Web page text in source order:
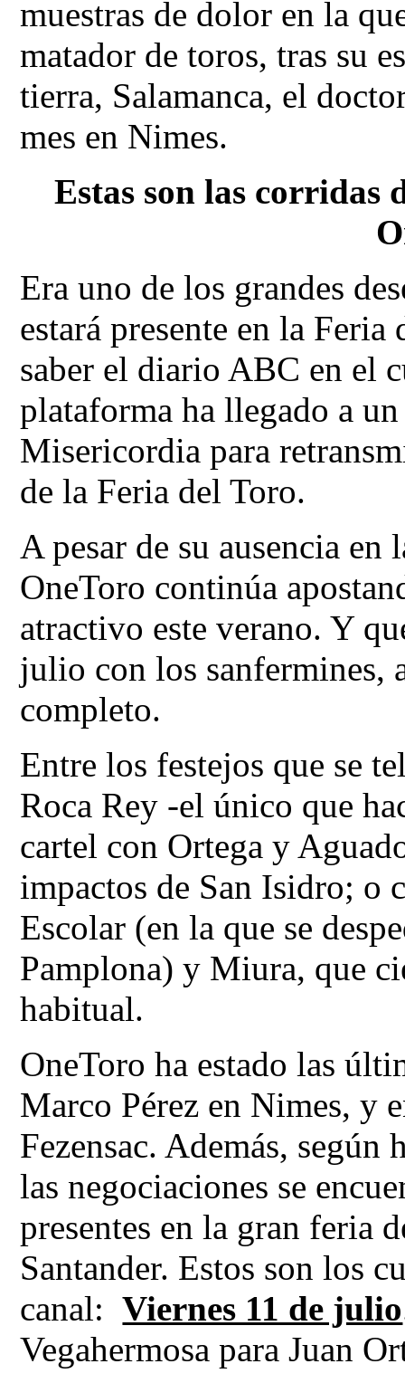
muestras de dolor en la
matador de toros, tras su
tierra, Salamanca, el
mes en Nimes.
Estas son las corridas
Era uno de los grandes
estará presente en la
saber el diario ABC en el
plataforma ha llegado a
Misericordia para
de la Feria del Toro.
A pesar de su ausencia
OneToro continúa
atractivo este verano. Y
julio con los sanfermines,
completo.
Entre los festejos que se
Roca Rey -el único que
cartel con Ortega y
impactos de San Isidro; o
Escolar (en la que se
Pamplona) y Miura, que
habitual.
OneToro ha estado las
Marco Pérez en Nimes, y
Fezensac. Además,
las negociaciones se
presentes en la gran feria
Santander. Estos son los
canal:Viernes 11 de julio
Vegahermosa para Juan